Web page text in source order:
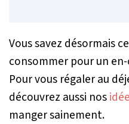
Vous savez désormais
consommer pour un
Pour vous régaler au
découvrez aussi nos
manger sainement.